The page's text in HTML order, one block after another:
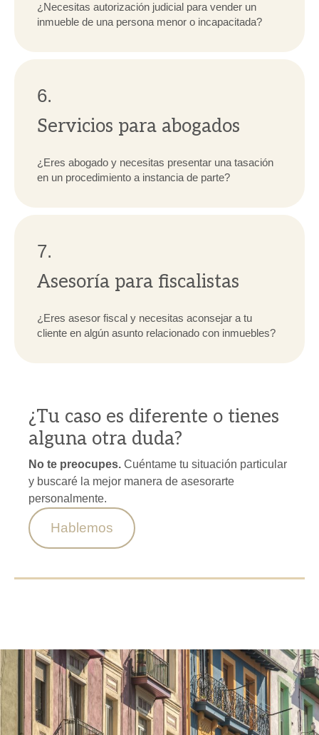
¿Necesitas autorización judicial para vender un
inmueble de una persona menor o incapacitada?
6.
Servicios para abogados
¿Eres abogado y necesitas presentar una tasación
en un procedimiento a instancia de parte?
7.
Asesoría para fiscalistas
¿Eres asesor fiscal y necesitas aconsejar a tu
cliente en algún asunto relacionado con inmuebles?
¿Tu caso es diferente o tienes
alguna otra duda?
No te preocupes. Cuéntame tu situación particular
y buscaré la mejor manera de asesorarte
personalmente.
Hablemos